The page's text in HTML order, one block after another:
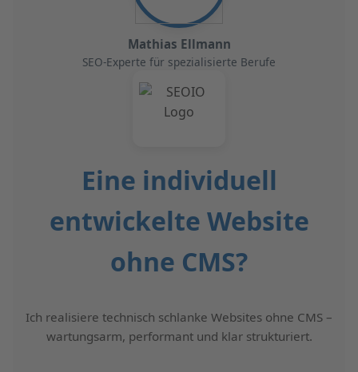
Mathias Ellmann
SEO-Experte für spezialisierte Berufe
Eine individuell
entwickelte Website
ohne CMS?
Ich realisiere technisch schlanke Websites ohne CMS –
wartungsarm, performant und klar strukturiert.